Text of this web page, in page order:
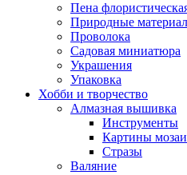
Пена
Природные
Проволока
Садовая миниатюра
Украшения
Упаковка
Хобби и творчество
Алмазная вышивка
Инструменты
Картины
Стразы
Валяние